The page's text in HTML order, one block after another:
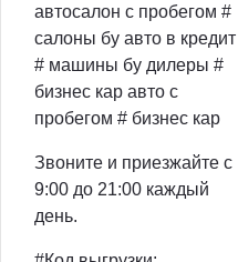
автосалон с пробегом #
салоны бу авто в кредит
# машины бу дилеры #
бизнес кар авто с
пробегом # бизнес кар
Звоните и приезжайте с
9:00 до 21:00 каждый
день.